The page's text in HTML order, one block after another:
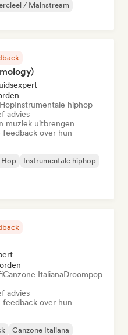
/ Mainstream
Instrumentale hiphop
advies
muziek uitbrengen
over hun
Instrumentale hiphop
Canzone ItalianaDroompop
advies
over hun
Canzone Italiana